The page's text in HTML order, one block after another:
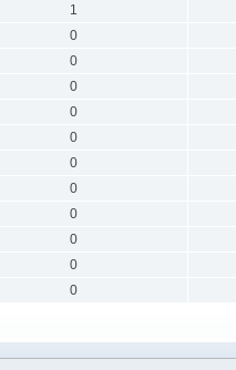
1
0
0
0
0
0
0
0
0
0
0
0